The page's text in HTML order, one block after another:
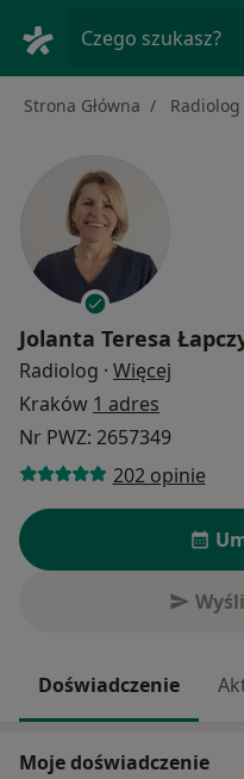
Czego szukasz?
Strona Główna Radiolog
Jolanta Teresa
Radiolog · Więcej
Kraków 1 adres
Nr PWZ: 2657349
202 opinie
Doświadczenie
Moje doświadczenie